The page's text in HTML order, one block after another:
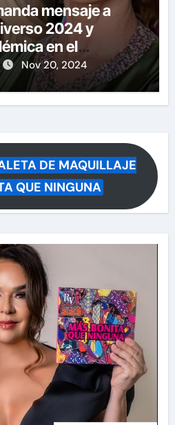
mensaje a
2024 y
en el
Nov 20, 2024
DE MAQUILLAJE
QUE NINGUNA